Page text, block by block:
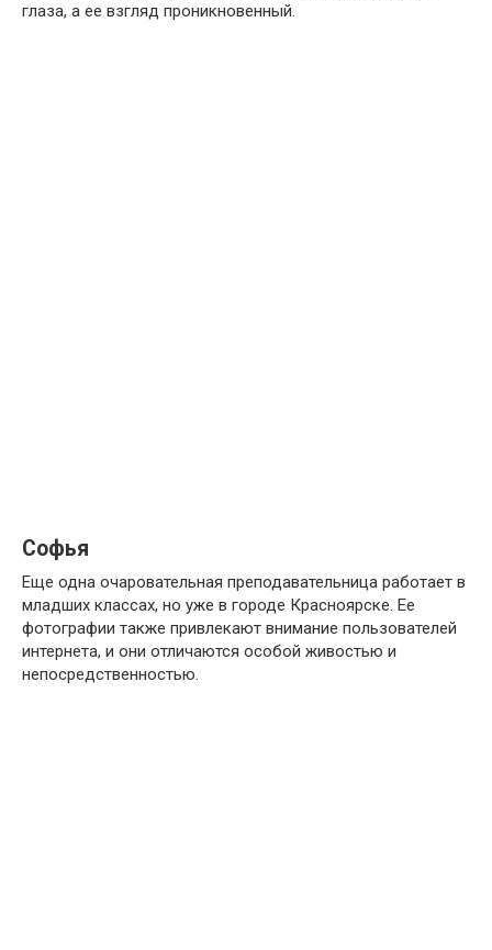
глаза, а ее взгляд проникновенный.
Софья
Еще одна очаровательная преподавательница работает в
младших классах, но уже в городе Красноярске. Ее
фотографии также привлекают внимание пользователей
интернета, и они отличаются особой живостью и
непосредственностью.